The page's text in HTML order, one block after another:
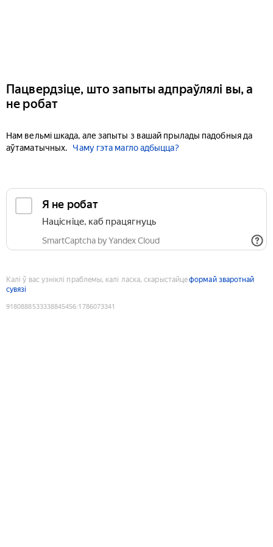
Пацвердзіце, што запыты адпраўлялі вы, а
не робат
Нам вельмі шкада, але запыты з вашай прылады падобныя да
аўтаматычных.
Чаму гэта магло адбыцца?
Я не робат
Націсніце, каб працягнуць
SmartCaptcha by Yandex Cloud
Калі ў вас узніклі праблемы, калі ласка, скарыстайцеформай зваротнай
сувязі
9180888533338845456:1786073341